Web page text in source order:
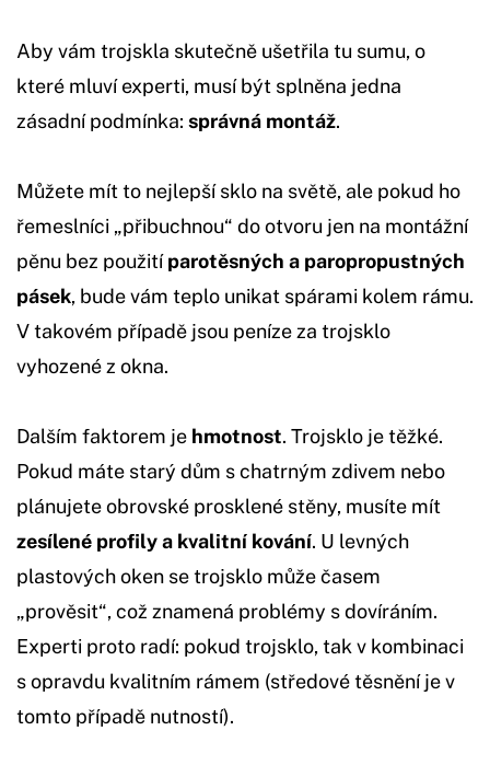
Aby vám trojskla skutečně ušetřila tu sumu, o
které mluví experti, musí být splněna jedna
zásadní podmínka: správná montáž.
Můžete mít to nejlepší sklo na světě, ale pokud ho
řemeslníci „přibuchnou“ do otvoru jen na montážní
pěnu bez použitíparotěsných a paropropustných
pásek, bude vám teplo unikat spárami kolem rámu.
V takovém případě jsou peníze za trojsklo
vyhozené z okna.
Dalším faktorem je hmotnost. Trojsklo je těžké.
Pokud máte starý dům s chatrným zdivem nebo
plánujete obrovské prosklené stěny, musíte mít
zesílené profily a kvalitní kování. U levných
plastových oken se trojsklo může časem
„prověsit“, což znamená problémy s dovíráním.
Experti proto radí: pokud trojsklo, tak v kombinaci
s opravdu kvalitním rámem (středové těsnění je v
tomto případě nutností).